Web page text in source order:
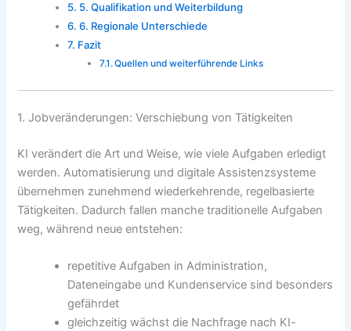
5. Qualifikation und Weiterbildung
6. Regionale Unterschiede
Fazit
Quellen und weiterführende Links
1. Jobveränderungen: Verschiebung von Tätigkeiten
KI verändert die Art und Weise, wie viele Aufgaben erledigt
werden. Automatisierung und digitale Assistenzsysteme
übernehmen zunehmend wiederkehrende, regelbasierte
Tätigkeiten. Dadurch fallen manche traditionelle Aufgaben
weg, während neue entstehen:
repetitive Aufgaben in Administration,
Dateneingabe und Kundenservice sind besonders
gefährdet
gleichzeitig wächst die Nachfrage nach KI-